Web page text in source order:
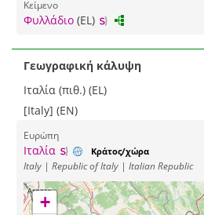
Κείμενο
Φυλλάδιο (EL)
Γεωγραφική κάλυψη
Ιταλία (πιθ.) (EL)
[Italy] (EN)
Ευρώπη
Ιταλία Κράτος/χώρα
Italy | Republic of Italy | Italian Republic
+